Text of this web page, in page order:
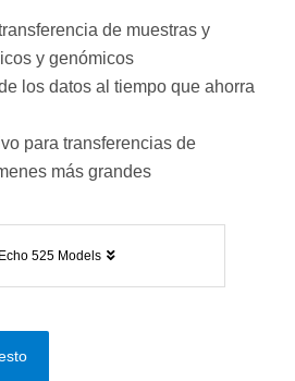
de muestras y
y genómicos
los datos al tiempo que ahorra
para transferencias de
más grandes
525 Models